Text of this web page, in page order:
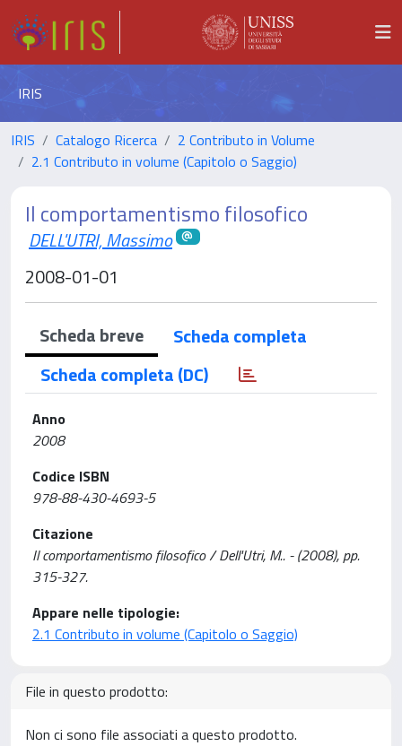
IRIS
IRIS Catalogo Ricerca
2 Contributo in Volume
2.1 Contributo in volume (Capitolo o Saggio)
Il comportamentismo filosofico
DELL'UTRI, Massimo
2008-01-01
Scheda breve
Scheda completa
Scheda completa (DC)
Anno
2008
Codice ISBN
978-88-430-4693-5
Citazione
Il comportamentismo filosofico / Dell'Utri, M.. - (2008), pp.
315-327.
Appare nelle tipologie:
2.1 Contributo in volume (Capitolo o Saggio)
File in questo prodotto:
Non ci sono file associati a questo prodotto.